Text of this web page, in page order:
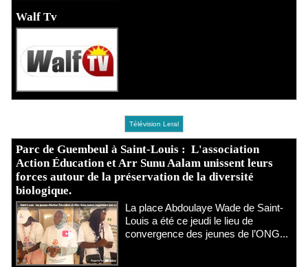
Walf Tv
Télévision Leral
Parc de Guembeul à Saint-Louis : L'association
Action Éducation et Arr Sunu Aalam unissent leurs
forces autour de la préservation de la diversité
biologique.
​La place Abdoulaye Wade de Saint-
Louis a été ce jeudi le lieu de
convergence des jeunes de l’ONG...